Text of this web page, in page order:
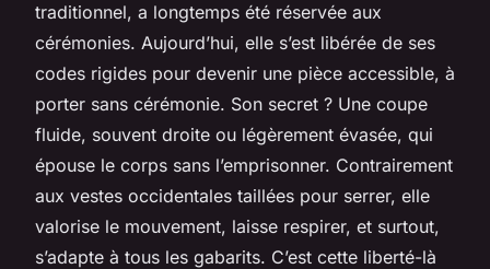
traditionnel, a longtemps été réservée aux
cérémonies. Aujourd’hui, elle s’est libérée de ses
codes rigides pour devenir une pièce accessible, à
porter sans cérémonie. Son secret ? Une coupe
fluide, souvent droite ou légèrement évasée, qui
épouse le corps sans l’emprisonner. Contrairement
aux vestes occidentales taillées pour serrer, elle
valorise le mouvement, laisse respirer, et surtout,
s’adapte à tous les gabarits. C’est cette liberté-là